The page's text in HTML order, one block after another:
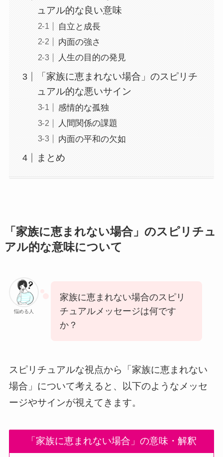
ュアル的な良い意味
自立と成長
内面の強さ
人生の目的の発見
「家族に恵まれない場合」のスピリチ
ュアル的な悪いサイン
感情的な孤独
人間関係の課題
内面の平和の欠如
まとめ
「家族に恵まれない場合」のスピリチュ
アル的な意味について
悩める人
家族に恵まれない場合のスピリ
チュアルメッセージは何です
か？
スピリチュアルな視点から「家族に恵まれない
場合」について考えると、以下のようなメッセ
ージやサインが視えてきます。
「家族に恵まれない場合」の意味・解釈